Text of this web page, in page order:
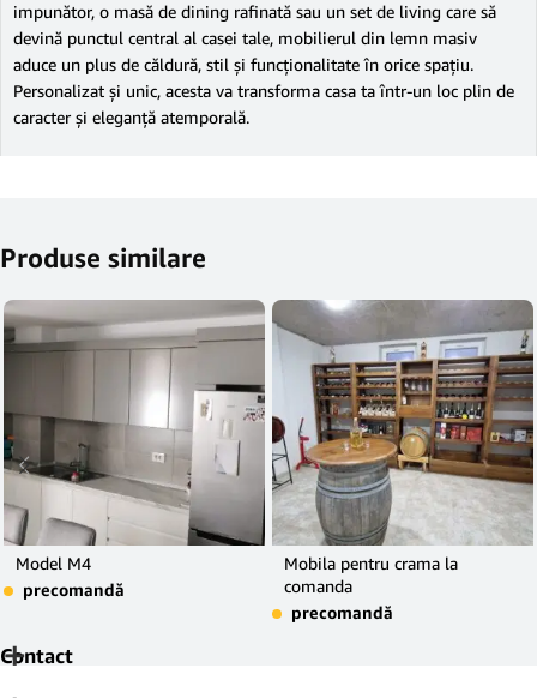
impunător, o masă de dining rafinată sau un set de living care să
devină punctul central al casei tale, mobilierul din lemn masiv
aduce un plus de căldură, stil și funcționalitate în orice spațiu.
Personalizat și unic, acesta va transforma casa ta într-un loc plin de
caracter și eleganță atemporală.
Produse similare
Model M4
precomandă
Mobila pentru crama la
comanda
precomandă
Contact